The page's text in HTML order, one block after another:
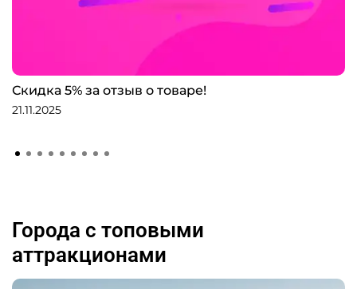
Скидка 5% за отзыв о товаре!
21.11.2025
Города с топовыми
аттракционами